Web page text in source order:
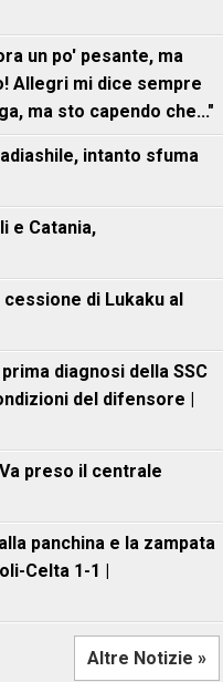
un po' pesante, ma
Allegri mi dice sempre
ma sto capendo che..."
intanto sfuma
e Catania,
di Lukaku al
diagnosi della SSC
del difensore |
preso il centrale
panchina e la zampata
Celta 1-1 |
Altre Notizie »